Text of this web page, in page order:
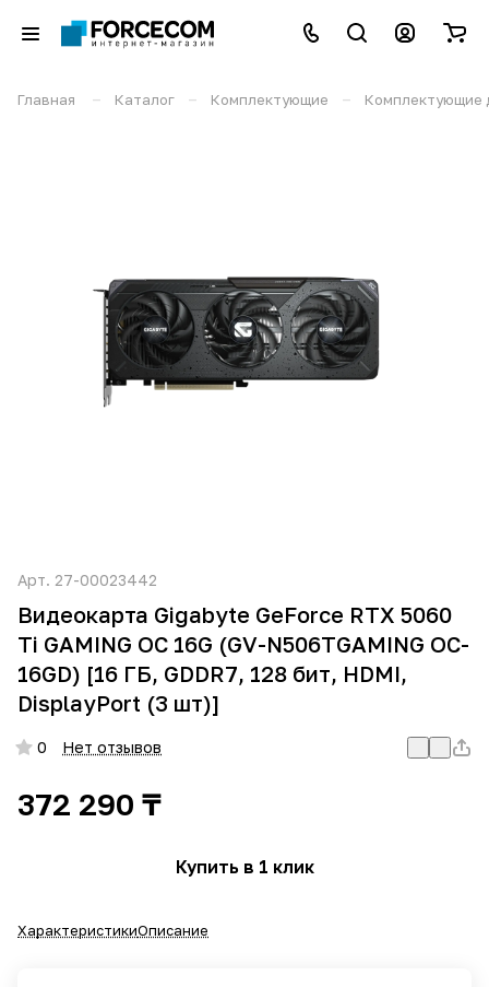
Главная – Каталог – Комплектующие – Комплектующие
Арт. 27-00023442
Видеокарта Gigabyte GeForce RTX 5060
Ti GAMING OC 16G (GV-N506TGAMING OC-
16GD) [16 ГБ, GDDR7, 128 бит, HDMI,
DisplayPort (3 шт)]
0 Нет отзывов
372 290 ₸
Купить в 1 клик
ХарактеристикиОписание